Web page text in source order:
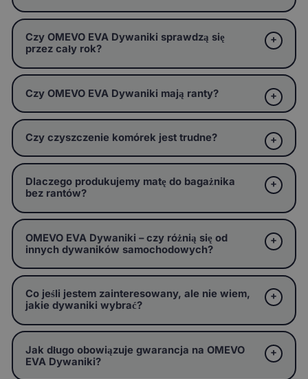
Czy OMEVO EVA Dywaniki sprawdzą się
przez cały rok?
Czy OMEVO EVA Dywaniki mają ranty?
Czy czyszczenie komórek jest trudne?
Dlaczego produkujemy matę do bagażnika
bez rantów?
OMEVO EVA Dywaniki – czy różnią się od
innych dywaników samochodowych?
Co jeśli jestem zainteresowany, ale nie wiem,
jakie dywaniki wybrać?
Jak długo obowiązuje gwarancja na OMEVO
EVA Dywaniki?